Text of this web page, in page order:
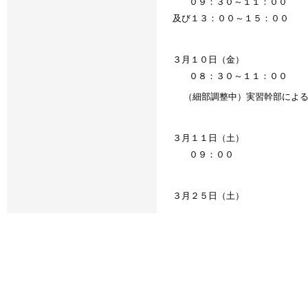
及び１３：００～１５：００
３月１０日（金）
０８：３０～１１：００
（細部調整中）実習幹部によ
３月１１日（土）
０９：００
３月２５日（土）